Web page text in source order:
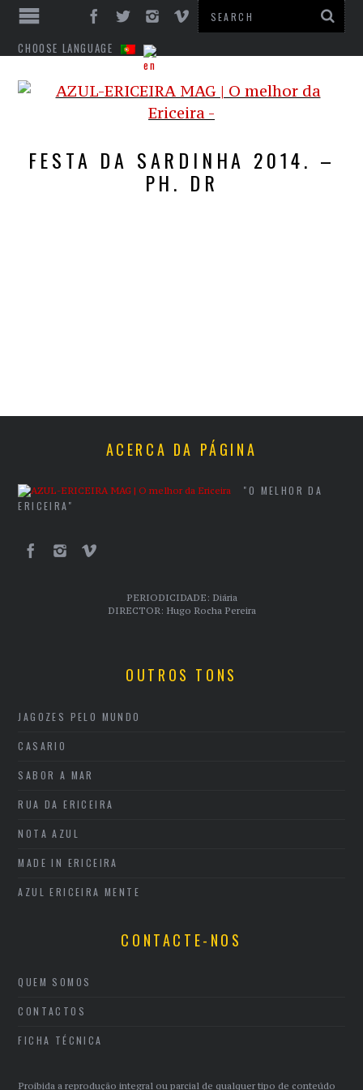
CHOOSE LANGUAGE
FESTA DA SARDINHA 2014. –
PH. DR
ACERCA DA PÁGINA
"O MELHOR DA
ERICEIRA"
PERIODICIDADE: Diária
DIRECTOR: Hugo Rocha Pereira
OUTROS TONS
JAGOZES PELO MUNDO
CASARIO
SABOR A MAR
RUA DA ERICEIRA
NOTA AZUL
MADE IN ERICEIRA
AZUL ERICEIRA MENTE
CONTACTE-NOS
QUEM SOMOS
CONTACTOS
FICHA TÉCNICA
Proibida a reprodução integral ou parcial de qualquer tipo de conteúdo